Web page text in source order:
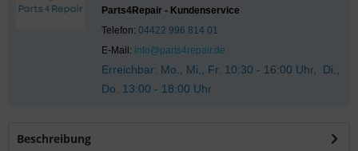
Parts4Repair - Kundenservice
Telefon: 04422 996 814 01
E-Mail: info@parts4repair.de
Erreichbar: Mo., Mi., Fr. 10:30 - 16:00 Uhr, Di.,
Do. 13:00 - 18:00 Uhr
Beschreibung